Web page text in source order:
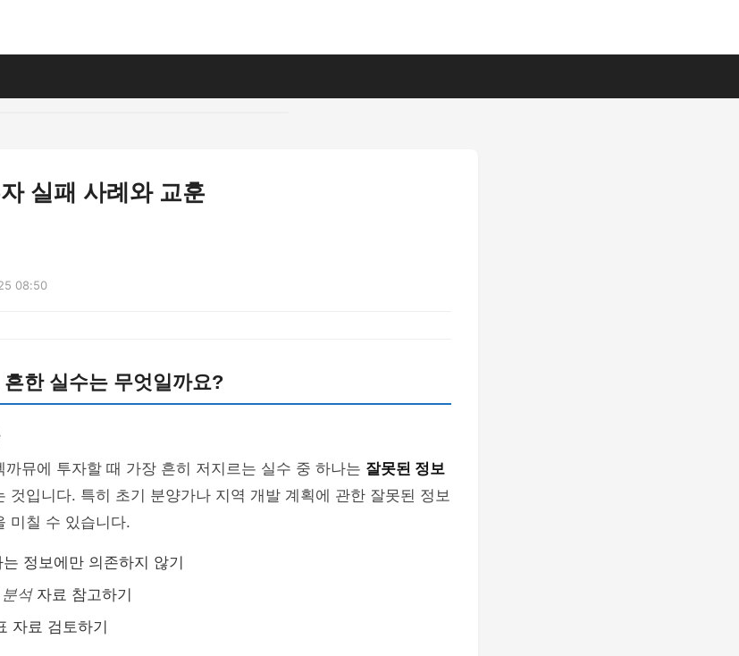
실패 사례와 교훈
08:50
한 실수는 무엇일까요?
뮤에 투자할 때 가장 흔히 저지르는 실수 중 하나는 잘못된 정보
것입니다. 특히 초기 분양가나 지역 개발 계획에 관한 잘못된 정보
미칠 수 있습니다.
정보에만 의존하지 않기
석자료 참고하기
자료 검토하기